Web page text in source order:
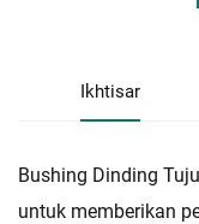
Ikhtisar
Bushing Dinding
untuk memberikan